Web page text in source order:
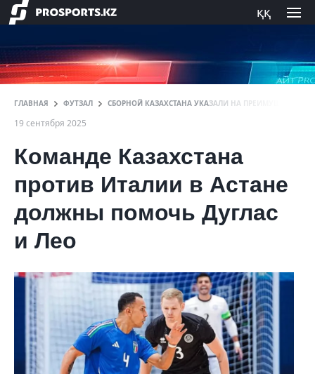
ққ
ГЛАВНАЯ ФУТЗАЛ СБОРНОЙ КАЗАХСТАНА УКАЗАЛИ НА ПРЕИМУЩЕСТВО В
19 сентября 2025
Команде Казахстана
против Италии в Астане
должны помочь Дуглас
и Лео